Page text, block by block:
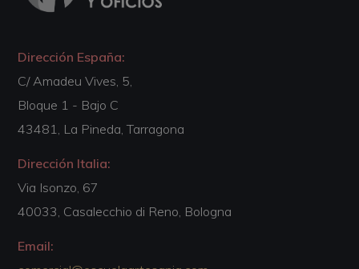
Dirección España:
C/ Amadeu Vives, 5,
Bloque 1 - Bajo C
43481, La Pineda, Tarragona
Dirección Italia:
Via Isonzo, 67
40033, Casalecchio di Reno, Bologna
Email: